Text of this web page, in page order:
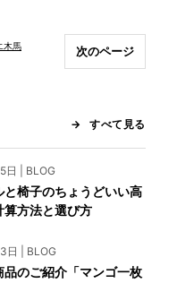
木馬
次のページ
すべて見る
日 | BLOG
と椅子のちょうどいい高
方法と選び方
日 | BLOG
品のご紹介「マンゴ一枚